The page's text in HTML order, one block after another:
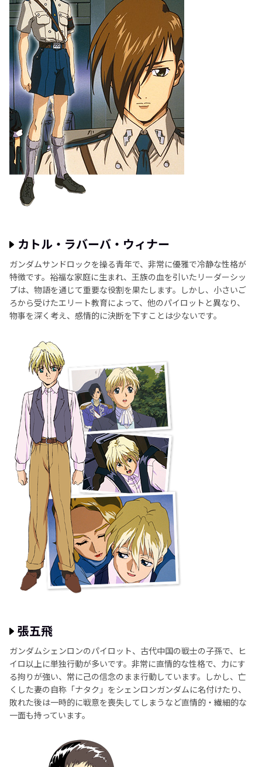
カトル・ラバーバ・ウィナー
ガンダムサンドロックを操る青年で、非常に優雅で冷静な性格が
特徴です。裕福な家庭に生まれ、王族の血を引いたリーダーシッ
プは、物語を通じて重要な役割を果たします。しかし、小さいご
ろから受けたエリート教育によって、他のパイロットと異なり、
物事を深く考え、感情的に決断を下すことは少ないです。
張五飛
ガンダムシェンロンのパイロット、古代中国の戦士の子孫で、ヒ
イロ以上に単独行動が多いです。非常に直情的な性格で、力にす
る拘りが強い、常に己の信念のまま行動しています。しかし、亡
くした妻の自称「ナタク」をシェンロンガンダムに名付けたり、
敗れた後は一時的に戦意を喪失してしまうなど直情的・繊細的な
一面も持っています。